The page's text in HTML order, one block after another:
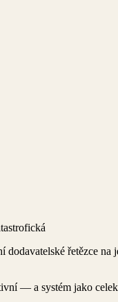
řetězce
— a systém jako